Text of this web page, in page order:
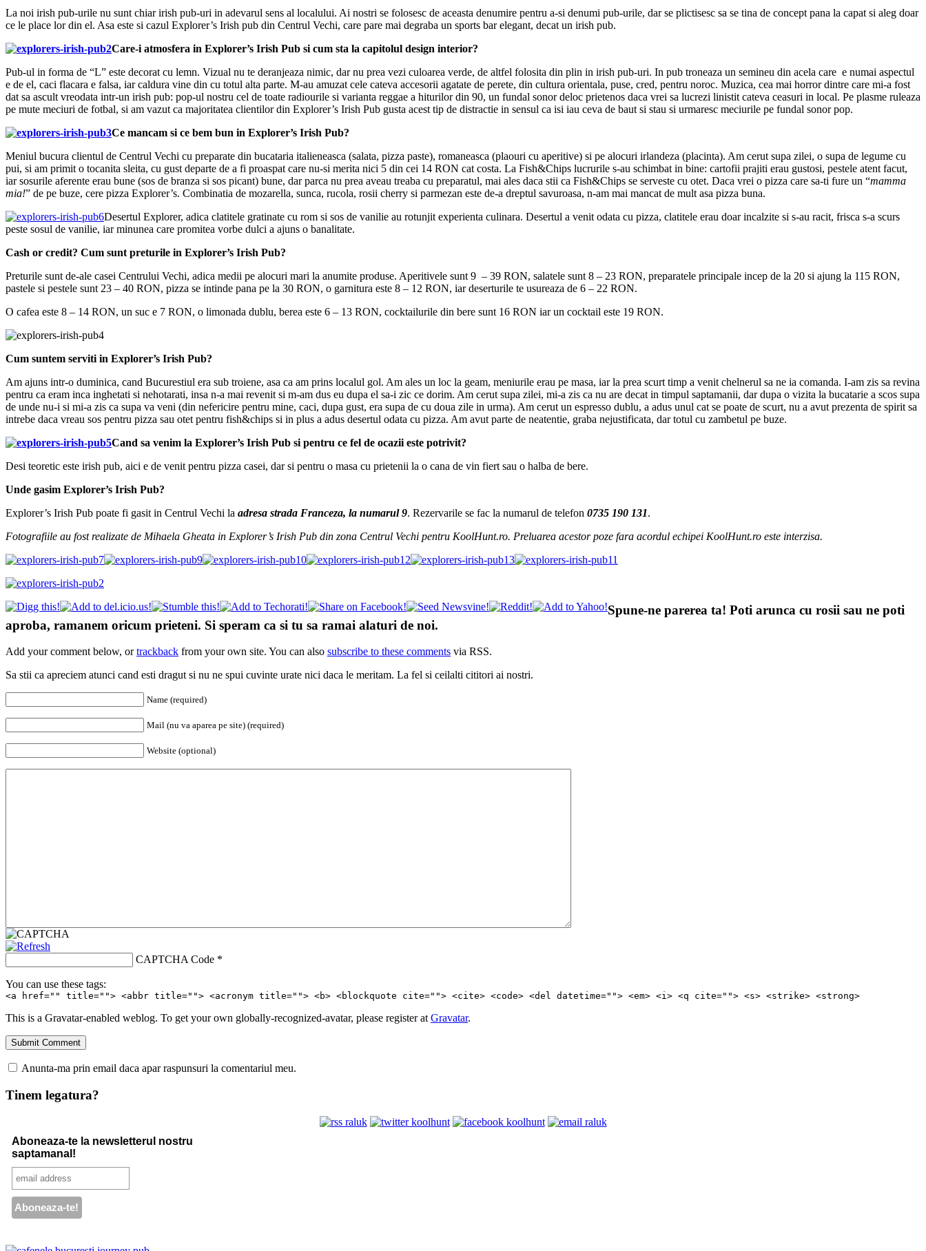
La noi irish pub-urile nu sunt chiar irish pub-uri in adevarul sens al localului. Ai nostri se folosesc de aceasta denumire pentru a-si denumi pub-urile, dar se plictisesc sa se tina de concept pana la capat si aleg doar
ce le place lor din el. Asa este si cazul Explorer’s Irish pub din Centrul Vechi, care pare mai degraba un sports bar elegant, decat un irish pub.
Care-i atmosfera in Explorer’s Irish Pub si cum sta la capitolul design interior?
Pub-ul in forma de “L” este decorat cu lemn. Vizual nu te deranjeaza nimic, dar nu prea vezi culoarea verde, de altfel folosita din plin in irish pub-uri. In pub troneaza un semineu din acela care e numai aspectul
e de el, caci flacara e falsa, iar caldura vine din cu totul alta parte. M-au amuzat cele cateva accesorii agatate de perete, din cultura orientala, puse, cred, pentru noroc. Muzica, cea mai horror dintre care mi-a fost
dat sa ascult vreodata intr-un irish pub: pop-ul nostru cel de toate radiourile si varianta reggae a hiturilor din 90, un fundal sonor deloc prietenos daca vrei sa lucrezi linistit cateva ceasuri in local. Pe plasme ruleaza
pe mute meciuri de fotbal, si am vazut ca majoritatea clientilor din Explorer’s Irish Pub gusta acest tip de distractie in sensul ca isi iau ceva de baut si stau si urmaresc meciurile pe fundal sonor pop.
Ce mancam si ce bem bun in Explorer’s Irish Pub?
Meniul bucura clientul de Centrul Vechi cu preparate din bucataria italieneasca (salata, pizza paste), romaneasca (plaouri cu aperitive) si pe alocuri irlandeza (placinta). Am cerut supa zilei, o supa de legume cu
pui, si am primit o tocanita sleita, cu gust departe de a fi proaspat care nu-si merita nici 5 din cei 14 RON cat costa. La Fish&Chips lucrurile s-au schimbat in bine: cartofii prajiti erau gustosi, pestele atent facut,
iar sosurile aferente erau bune (sos de branza si sos picant) bune, dar parca nu prea aveau treaba cu preparatul, mai ales daca stii ca Fish&Chips se serveste cu otet. Daca vrei o pizza care sa-ti fure un “mamma
mia!” de pe buze, cere pizza Explorer’s. Combinatia de mozarella, sunca, rucola, rosii cherry si parmezan este de-a dreptul savuroasa, n-am mai mancat de mult asa pizza buna.
Desertul Explorer, adica clatitele gratinate cu rom si sos de vanilie au rotunjit experienta culinara. Desertul a venit odata cu pizza, clatitele erau doar incalzite si s-au racit, frisca s-a scurs
peste sosul de vanilie, iar minunea care promitea vorbe dulci a ajuns o banalitate.
Cash or credit? Cum sunt preturile in Explorer’s Irish Pub?
Preturile sunt de-ale casei Centrului Vechi, adica medii pe alocuri mari la anumite produse. Aperitivele sunt 9 – 39 RON, salatele sunt 8 – 23 RON, preparatele principale incep de la 20 si ajung la 115 RON,
pastele si pestele sunt 23 – 40 RON, pizza se intinde pana pe la 30 RON, o garnitura este 8 – 12 RON, iar deserturile te usureaza de 6 – 22 RON.
O cafea este 8 – 14 RON, un suc e 7 RON, o limonada dublu, berea este 6 – 13 RON, cocktailurile din bere sunt 16 RON iar un cocktail este 19 RON.
Cum suntem serviti in Explorer’s Irish Pub?
Am ajuns intr-o duminica, cand Bucurestiul era sub troiene, asa ca am prins localul gol. Am ales un loc la geam, meniurile erau pe masa, iar la prea scurt timp a venit chelnerul sa ne ia comanda. I-am zis sa revina
pentru ca eram inca inghetati si nehotarati, insa n-a mai revenit si m-am dus eu dupa el sa-i zic ce dorim. Am cerut supa zilei, mi-a zis ca nu are decat in timpul saptamanii, dar dupa o vizita la bucatarie a scos supa
de unde nu-i si mi-a zis ca supa va veni (din nefericire pentru mine, caci, dupa gust, era supa de cu doua zile in urma). Am cerut un espresso dublu, a adus unul cat se poate de scurt, nu a avut prezenta de spirit sa
intrebe daca vreau sos pentru pizza sau otet pentru fish&chips si in plus a adus desertul odata cu pizza. Am avut parte de neatentie, graba nejustificata, dar totul cu zambetul pe buze.
Cand sa venim la Explorer’s Irish Pub si pentru ce fel de ocazii este potrivit?
Desi teoretic este irish pub, aici e de venit pentru pizza casei, dar si pentru o masa cu prietenii la o cana de vin fiert sau o halba de bere.
Unde gasim Explorer’s Irish Pub?
Explorer’s Irish Pub poate fi gasit in Centrul Vechi la adresa strada Franceza, la numarul 9. Rezervarile se fac la numarul de telefon 0735 190 131.
Fotografiile au fost realizate de Mihaela Gheata in Explorer’s Irish Pub din zona Centrul Vechi pentru KoolHunt.ro. Preluarea acestor poze fara acordul echipei KoolHunt.ro este interzisa.
Spune-ne parerea ta! Poti arunca cu rosii sau ne poti
aproba, ramanem oricum prieteni. Si speram ca si tu sa ramai alaturi de noi.
Add your comment below, ortrackback from your own site. You can also subscribe to these comments via RSS.
Sa stii ca apreciem atunci cand esti dragut si nu ne spui cuvinte urate nici daca le meritam. La fel si ceilalti cititori ai nostri.
Name (required)
Mail (nu va aparea pe site) (required)
Website (optional)
CAPTCHA Code *
You can use these tags:
<a href="" title=""> <abbr title=""> <acronym title=""> <b> <blockquote cite=""> <cite> <code> <del datetime=""> <em> <i> <q cite=""> <s> <strike> <strong>
This is a Gravatar-enabled weblog. To get your own globally-recognized-avatar, please register at Gravatar.
Anunta-ma prin email daca apar raspunsuri la comentariul meu.
Tinem legatura?
Aboneaza-te la newsletterul nostru
saptamanal!